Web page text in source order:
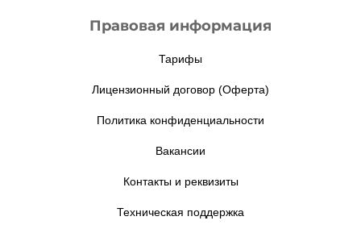
Правовая информация
Тарифы
Лицензионный договор (Оферта)
Политика конфиденциальности
Вакансии
Контакты и реквизиты
Техническая поддержка